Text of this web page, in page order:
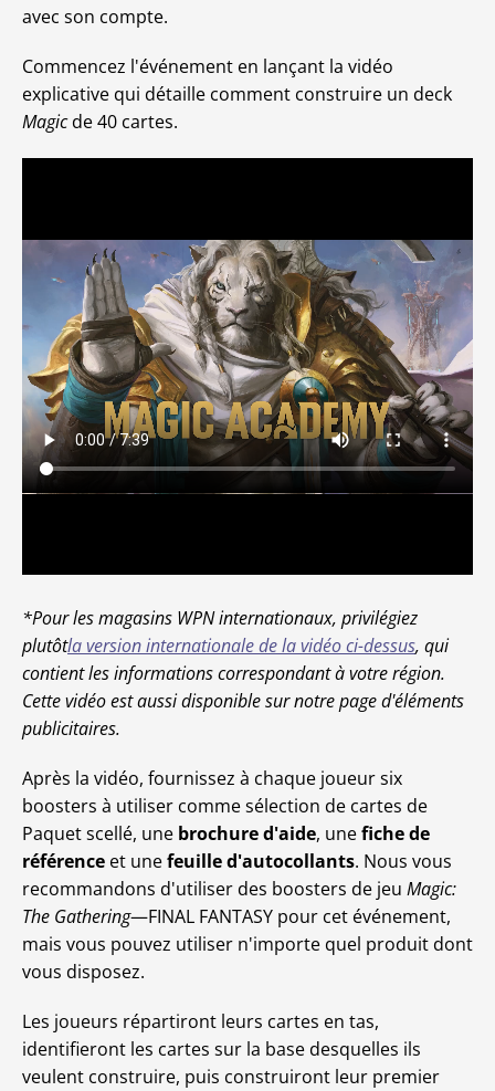
avec son compte.
Commencez l'événement en lançant la vidéo
explicative qui détaille comment construire un deck
Magicde 40 cartes.
*Pour les magasins WPN internationaux, privilégiez
plutôtla version internationale de la vidéo ci-dessus, qui
contient les informations correspondant à votre région.
Cette vidéo est aussi disponible sur notre page d'éléments
publicitaires.
Après la vidéo, fournissez à chaque joueur six
boosters à utiliser comme sélection de cartes de
Paquet scellé, une brochure d'aide, unefiche de
référence et unefeuille d'autocollants. Nous vous
recommandons d'utiliser des boosters de jeu Magic:
The Gathering—FINAL FANTASY pour cet événement,
mais vous pouvez utiliser n'importe quel produit dont
vous disposez.
Les joueurs répartiront leurs cartes en tas,
identifieront les cartes sur la base desquelles ils
veulent construire, puis construiront leur premier